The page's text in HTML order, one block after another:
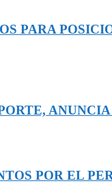
PARA
POR EL